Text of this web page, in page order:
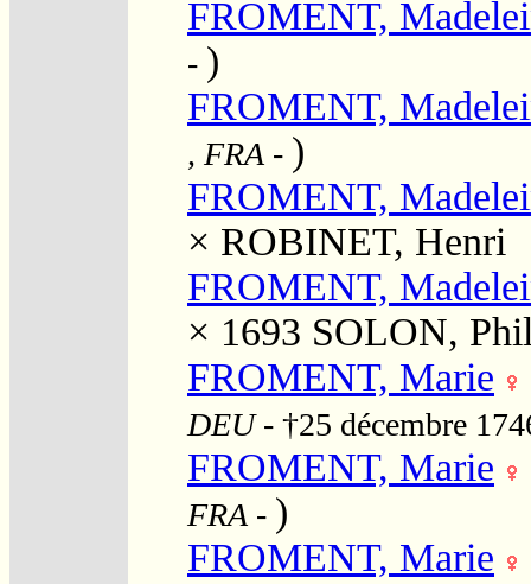
FROMENT,
- )
FROMENT,
, FRA - )
FROMENT,
× ROBINET, Henri
FROMENT,
× 1693 SOLON,
FROMENT, Marie
DEU- †25 décembre
FROMENT, Marie
FRA - )
FROMENT, Marie